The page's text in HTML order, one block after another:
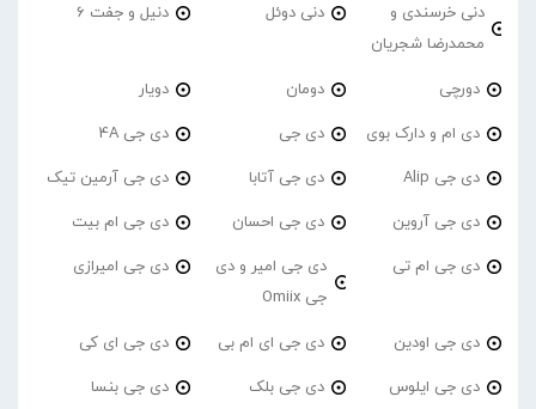
دنی خرسندی و
محمدرضا شجریان
دنی دوئل دنیل و جفت 6
دورچی دومان دویار
دی ام و دارک بوی دی جی دی جی 4A
دی جی Alip دی جی آتابا دی جی آرمین تیک
دی جی آروین دی جی احسان دی جی ام بیت
دی جی ام تی
دی جی امیر و دی
جی Omiix
دی جی امیرازی
دی جی اودین دی جی ای ام بی دی جی ای کی
دی جی ایلوس دی جی بلک دی جی بنسا